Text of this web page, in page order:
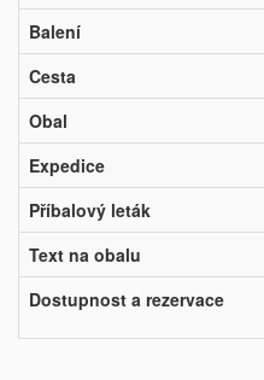
Balení
Cesta
Obal
Expedice
Příbalový leták
Text na obalu
Dostupnost a rezervace